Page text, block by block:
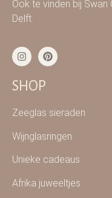
Ook te vinden bij
Delft.
SHOP
Zeeglas sieraden
Wijnglasringen
Unieke cadeaus
Afrika juweeltjes